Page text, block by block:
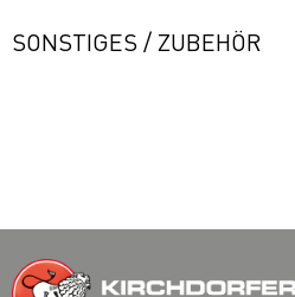
SONSTIGES / ZUBEHÖR